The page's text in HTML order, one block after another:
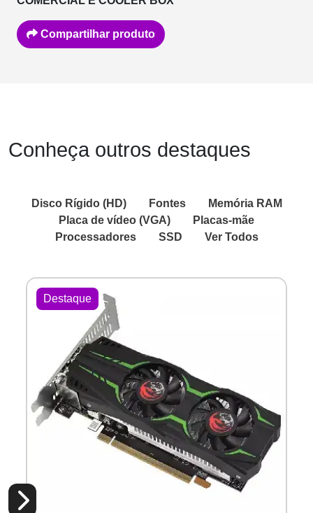
Compartilhar produto
Conheça outros destaques
Disco Rígido (HD) Fontes
Memória RAM
Placa de vídeo (VGA)
Placas-mãe
Processadores
SSD Ver Todos
Destaque